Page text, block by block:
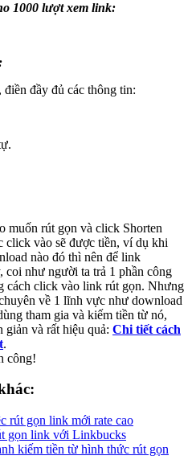
1000 lượt xem link:
điền đầy đủ các thông tin:
muốn rút gọn và click Shorten
vào sẽ được tiền, ví dụ khi
nào đó thì nên để link
như người ta trả 1 phần công
cách click vào link rút gọn. Nhưng
về 1 lĩnh vực như download
tham gia và kiếm tiền từ nó,
giản và rất hiệu quả: Chi tiết cách
.
công!
rút gọn link mới rate cao
gọn link với Linkbucks